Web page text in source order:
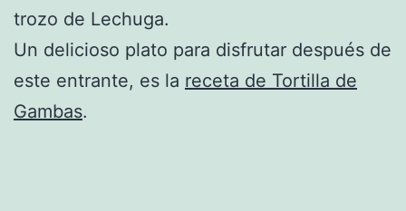
trozo de Lechuga.
Un delicioso plato para disfrutar después de
este entrante, es la receta de Tortilla de
Gambas.